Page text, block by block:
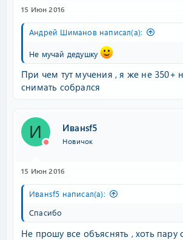
15 Июн 2016
Андрей Шиманов написал(а):
Не мучай дедушку
При чем тут мучения , я же не 350+
снимать собрался
И Иванsf5
Новичок
15 Июн 2016
Иванsf5 написал(а):
Спасибо
Не прошу все объяснять , хоть пару